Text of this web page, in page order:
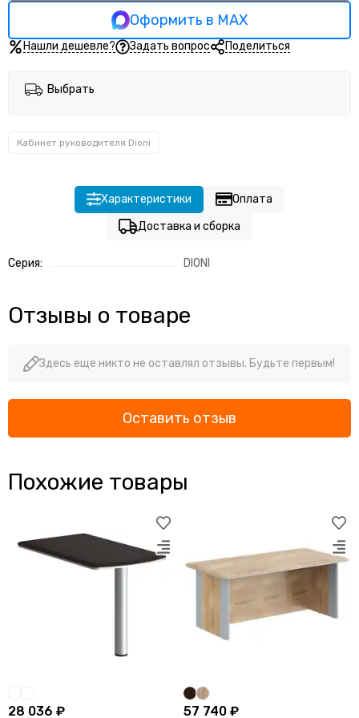
Кабинет руководителя У.РУС | U.RUS
Кабинет руководителя Марк-II | Mark-II
Кабинет руководитель Sirio
Кабинет руководителя Торстон
Кабинет руководителя Аллегро
Оформить в MAX
Нашли дешевле? Задать вопрос Поделиться
Выбрать
Кабинет руководителя Dioni
Характеристики
Оплата
Доставка и сборка
Серия: DIONI
Отзывы о товаре
Здесь еще никто не оставлял отзывы. Будьте первым!
Оставить отзыв
Похожие товары
28 036 ₽ 57 740 ₽